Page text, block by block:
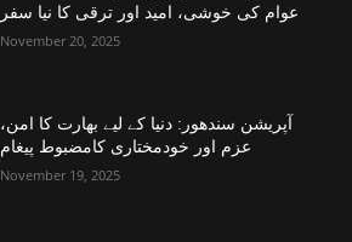
عوام کی خوشی، امید اور ترقی کا نیا سفر
November 20, 2025
آپریشن سندھور: دنیا کے لیے بھارت کا امن،
عزم اور خودمختاری کامضبوط پیغام
November 19, 2025